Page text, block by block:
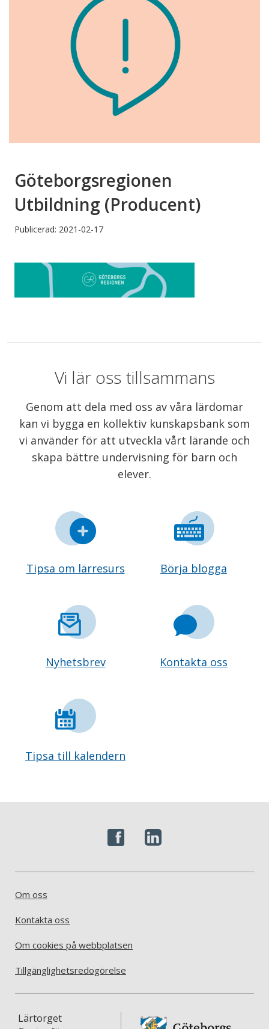
Göteborgsregionen
Utbildning (Producent)
Publicerad: 2021-02-17
Vi lär oss tillsammans
Genom att dela med oss av våra lärdomar
kan vi bygga en kollektiv kunskapsbank som
vi använder för att utveckla vårt lärande och
skapa bättre undervisning för barn och
elever.
Tipsa om lärresurs Börja blogga
Nyhetsbrev Kontakta oss
Tipsa till kalendern
Om oss
Kontakta oss
Om cookies på webbplatsen
Tillgänglighetsredogörelse
Lärtorget